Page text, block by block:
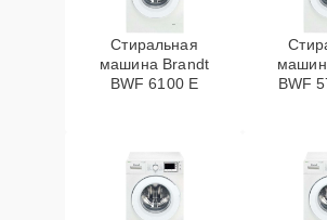
Стиральная
машина Brandt
BWF 6100 E
BWF